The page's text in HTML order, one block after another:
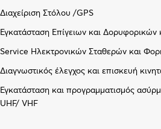
Διαχείριση Στόλου /GPS
Εγκατάσταση Επίγειων και Δορυφορικών
Service Ηλεκτρονικών Σταθερών και
Διαγνωστικός έλεγχος και επισκευή
Εγκατάσταση και προγραμματισμός
UHF/ VHF